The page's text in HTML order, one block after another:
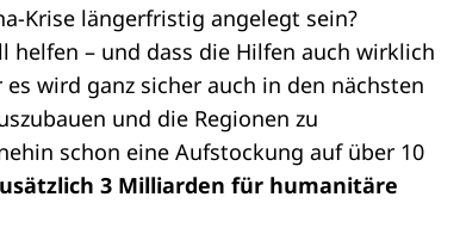
Krise längerfristig angelegt sein?
– und dass die Hilfen auch wirklich
wird ganz sicher auch in den nächsten
und die Regionen zu
schon eine Aufstockung auf über 10
3 Milliarden für humanitäre